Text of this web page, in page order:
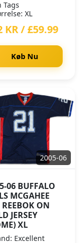
Tags
XL
KR / £59.99
Køb Nu
2005-06
06 BUFFALO
MCGAHEE
ON
JERSEY
XL
Excellent